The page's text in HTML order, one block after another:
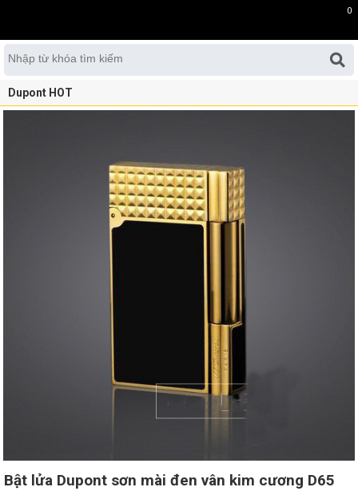
0
Dupont HOT
Bật lửa Dupont sơn mài đen vân kim cương D65